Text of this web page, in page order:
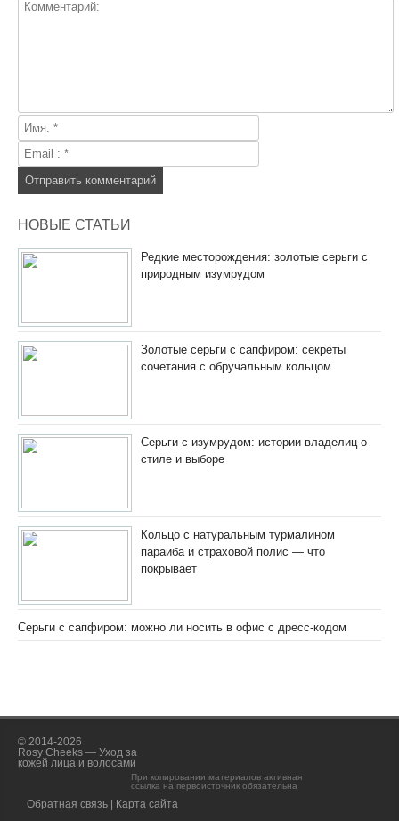
НОВЫЕ СТАТЬИ
Редкие месторождения: золотые серьги с
природным изумрудом
Золотые серьги с сапфиром: секреты
сочетания с обручальным кольцом
Серьги с изумрудом: истории владелиц о
стиле и выборе
Кольцо с натуральным турмалином
параиба и страховой полис — что
покрывает
Серьги с сапфиром: можно ли носить в офис с дресс-кодом
© 2014-2026
Rosy Cheeks — Уход за
кожей лица и волосами
При копировании материалов активная
ссылка на первоисточник обязательна
Обратная связь Карта сайта